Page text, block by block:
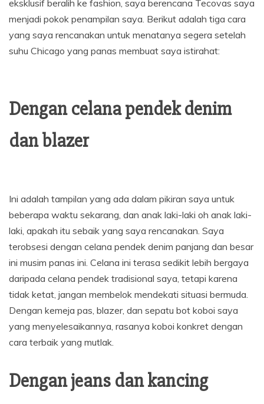
eksklusif beralih ke fashion, saya berencana Tecovas saya
menjadi pokok penampilan saya. Berikut adalah tiga cara
yang saya rencanakan untuk menatanya segera setelah
suhu Chicago yang panas membuat saya istirahat:
Dengan celana pendek denim
dan blazer
Ini adalah tampilan yang ada dalam pikiran saya untuk
beberapa waktu sekarang, dan anak laki-laki oh anak laki-
laki, apakah itu sebaik yang saya rencanakan. Saya
terobsesi dengan celana pendek denim panjang dan besar
ini musim panas ini. Celana ini terasa sedikit lebih bergaya
daripada celana pendek tradisional saya, tetapi karena
tidak ketat, jangan membelok mendekati situasi bermuda.
Dengan kemeja pas, blazer, dan sepatu bot koboi saya
yang menyelesaikannya, rasanya koboi konkret dengan
cara terbaik yang mutlak.
Dengan jeans dan kancing